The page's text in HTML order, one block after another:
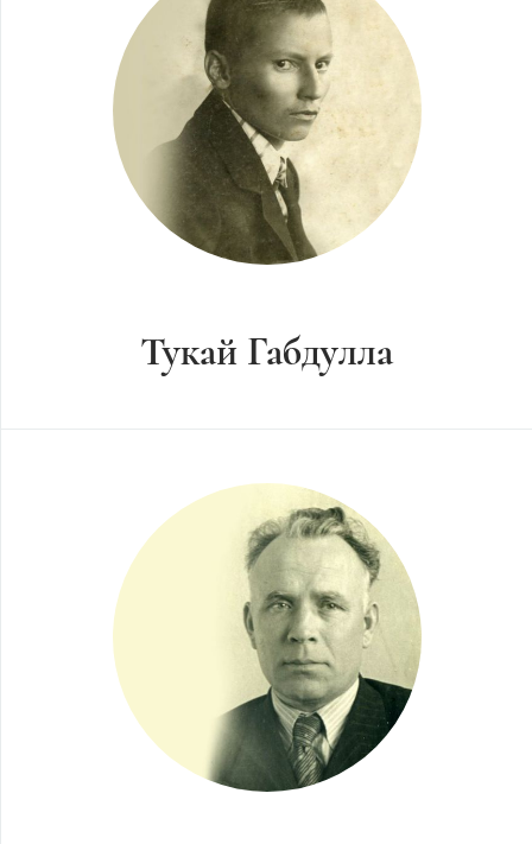
Тукай Габдулла